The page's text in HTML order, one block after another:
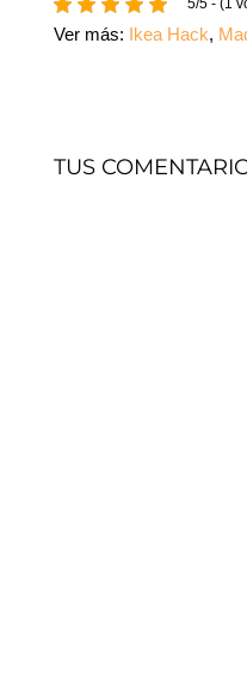
Ver más: Ikea Hack,
TUS